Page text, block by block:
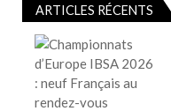
a
ARTICLES RÉCENTS